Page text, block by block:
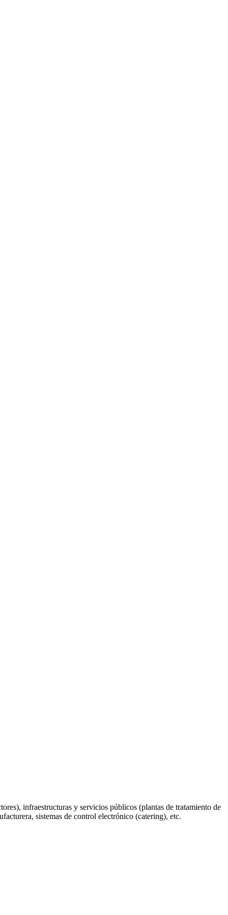
infraestructuras y servicios públicos (plantas de tratamiento de
sistemas de control electrónico (catering), etc.